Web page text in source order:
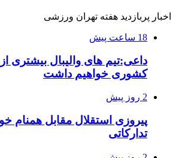
اخبار پربازدید هفته تهران ورزشی
18 ساعت پیش
داعی:تیم های والیبال بیشتری
کشوری خواهیم داشت
2 روز پیش
پیروزی استقلال مقابل همنام
تدارکاتی